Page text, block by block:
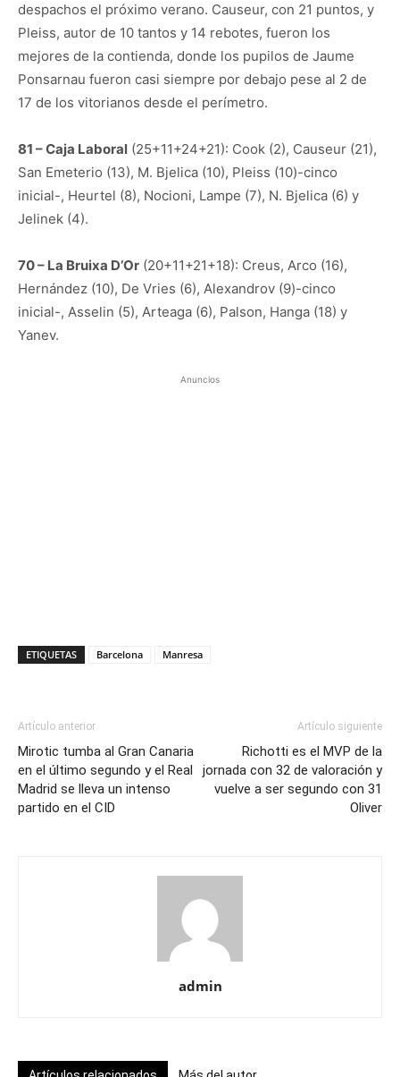
despachos el próximo verano. Causeur, con 21 puntos, y
Pleiss, autor de 10 tantos y 14 rebotes, fueron los
mejores de la contienda, donde los pupilos de Jaume
Ponsarnau fueron casi siempre por debajo pese al 2 de
17 de los vitorianos desde el perímetro.
81 – Caja Laboral (25+11+24+21): Cook (2), Causeur (21),
San Emeterio (13), M. Bjelica (10), Pleiss (10)-cinco
inicial-, Heurtel (8), Nocioni, Lampe (7), N. Bjelica (6) y
Jelinek (4).
70 – La Bruixa D’Or (20+11+21+18): Creus, Arco (16),
Hernández (10), De Vries (6), Alexandrov (9)-cinco
inicial-, Asselin (5), Arteaga (6), Palson, Hanga (18) y
Yanev.
Anuncios
ETIQUETAS Barcelona Manresa
Artículo anterior
Mirotic tumba al Gran Canaria
en el último segundo y el Real
Madrid se lleva un intenso
partido en el CID
Artículo siguiente
Richotti es el MVP de la
jornada con 32 de valoración y
vuelve a ser segundo con 31
Oliver
admin